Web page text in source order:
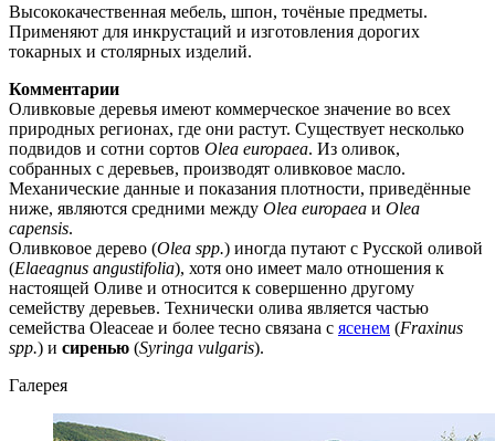
Высококачественная мебель, шпон, точёные предметы.
Применяют для инкрустаций и изготовления дорогих
токарных и столярных изделий.
Комментарии
Оливковые деревья имеют коммерческое значение во всех
природных регионах, где они растут. Существует несколько
подвидов и сотни сортов Olea europaea. Из оливок,
собранных с деревьев, производят оливковое масло.
Механические данные и показания плотности, приведённые
ниже, являются средними между Olea europaea и Olea
capensis.
Оливковое дерево (Olea spp.) иногда путают с Русской оливой
(Elaeagnus angustifolia), хотя оно имеет мало отношения к
настоящей Оливе и относится к совершенно другому
семейству деревьев. Технически олива является частью
семейства Oleaceae и более тесно связана с ясенем (Fraxinus
spp.) и сиренью (Syringa vulgaris).
Галерея